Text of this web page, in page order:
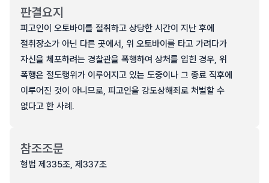
판결요지
피고인이 오토바이를 절취하고 상당한 시간이 지난 후에
절취장소가 아닌 다른 곳에서, 위 오토바이를 타고 가려다가
자신을 체포하려는 경찰관을 폭행하여 상처를 입힌 경우, 위
폭행은 절도행위가 이루어지고 있는 도중이나 그 종료 직후에
이루어진 것이 아니므로, 피고인을 강도상해죄로 처벌할 수
없다고 한 사례.
참조조문
형법 제335조, 제337조